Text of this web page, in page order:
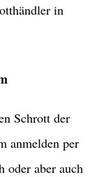
in
Schrott der
anmelden per
oder aber auch